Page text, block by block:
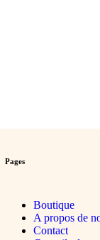
Pages
Boutique
A propos de
Contact